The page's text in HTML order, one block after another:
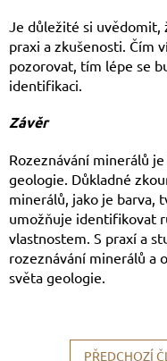
Je důležité si
praxi a zkušenosti. Čím
pozorovat, tím lépe se
identifikaci.
Závěr
Rozeznávání minerálů
geologie. Důkladné
minerálů, jako je barva,
umožňuje identifikovat
vlastnostem. S praxí a
rozeznávání minerálů a
světa geologie.
PŘEDCHOZÍ